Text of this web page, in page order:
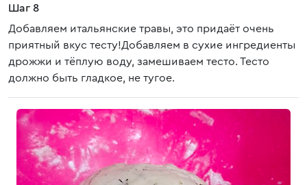
Шаг 8
Добавляем итальянские травы, это придаёт очень
приятный вкус тесту!Добавляем в сухие ингредиенты
дрожжи и тёплую воду, замешиваем тесто. Тесто
должно быть гладкое, не тугое.